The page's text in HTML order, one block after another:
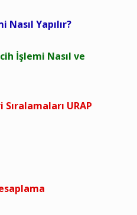
Yapılır?
İşlemi Nasıl ve
URAP